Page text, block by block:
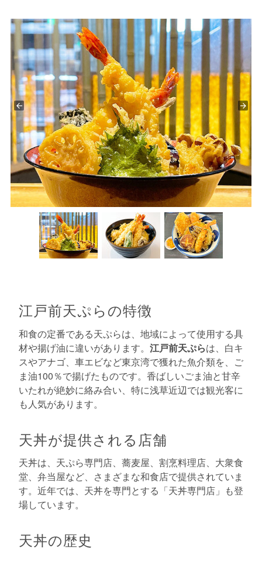
江戸前天ぷらの特徴
和食の定番である天ぷらは、地域によって使用する具
材や揚げ油に違いがあります。 江戸前天ぷらは、白キ
スやアナゴ、車エビなど東京湾で獲れた魚介類を、ご
ま油100％で揚げたものです。香ばしいごま油と甘辛
いたれが絶妙に絡み合い、特に浅草近辺では観光客に
も人気があります。
天丼が提供される店舗
天丼は、天ぷら専門店、蕎麦屋、割烹料理店、大衆食
堂、弁当屋など、さまざまな和食店で提供されていま
す。近年では、天丼を専門とする「天丼専門店」も登
場しています。
天丼の歴史